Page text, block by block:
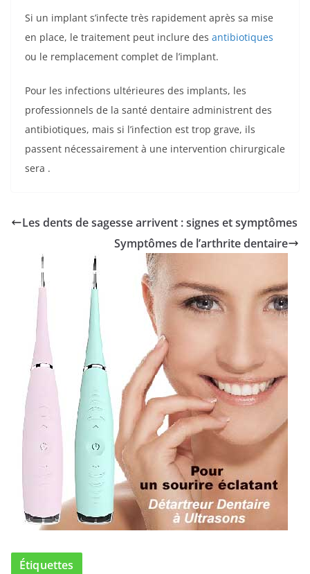
Si un implant s’infecte très rapidement après sa mise
en place, le traitement peut inclure des antibiotiques
ou le remplacement complet de l’implant.
Pour les infections ultérieures des implants, les
professionnels de la santé dentaire administrent des
antibiotiques, mais si l’infection est trop grave, ils
passent nécessairement à une intervention chirurgicale
sera .
Les dents de sagesse arrivent : signes et symptômes
Symptômes de l’arthrite dentaire
Étiquettes